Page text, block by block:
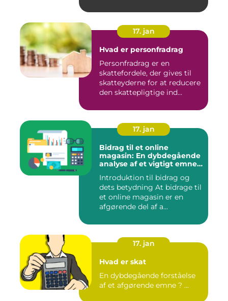
17. jan
Hvad er personfradrag
Personfradrag er en
skattefordele, der gives til
skatteyderne for at reducere
den skattepligtige ind...
17. jan
Bidrag til et online
magasin: En dybdegående
analyse af et vigtigt emne
Introduktion til bidrag og
dets betydning At bidrage til
et online magasin er en
afgørende del af a...
17. jan
Hvad er skat
En dybdegående forståelse
af et afgørende emne ? ...